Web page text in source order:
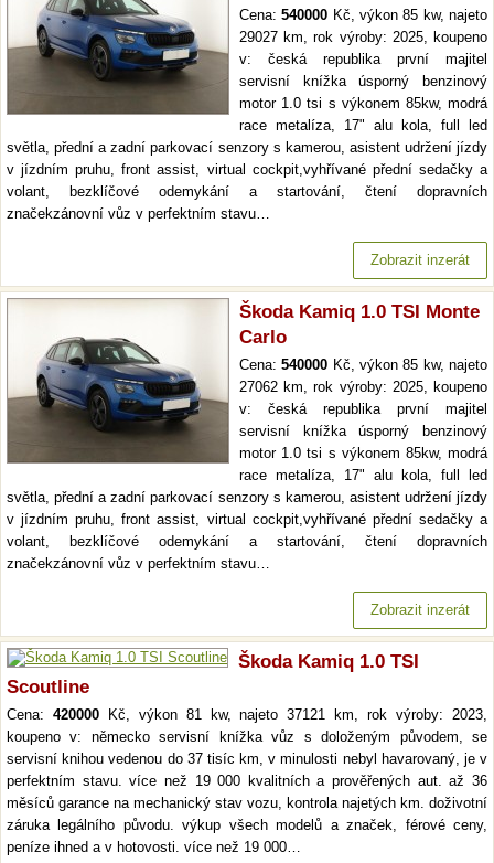
Cena:540000 Kč, výkon 85 kw, najeto
29027 km, rok výroby: 2025, koupeno
v: česká republika první majitel
servisní knížka úsporný benzinový
motor 1.0 tsi s výkonem 85kw, modrá
race metalíza, 17" alu kola, full led
světla, přední a zadní parkovací senzory s kamerou, asistent udržení jízdy
v jízdním pruhu, front assist, virtual cockpit,vyhřívané přední sedačky a
volant, bezklíčové odemykání a startování, čtení dopravních
značekzánovní vůz v perfektním stavu…
Zobrazit inzerát
Škoda Kamiq 1.0 TSI Monte
Carlo
Cena:540000 Kč, výkon 85 kw, najeto
27062 km, rok výroby: 2025, koupeno
v: česká republika první majitel
servisní knížka úsporný benzinový
motor 1.0 tsi s výkonem 85kw, modrá
race metalíza, 17" alu kola, full led
světla, přední a zadní parkovací senzory s kamerou, asistent udržení jízdy
v jízdním pruhu, front assist, virtual cockpit,vyhřívané přední sedačky a
volant, bezklíčové odemykání a startování, čtení dopravních
značekzánovní vůz v perfektním stavu…
Zobrazit inzerát
Škoda Kamiq 1.0 TSI
Scoutline
Cena: 420000Kč, výkon 81 kw, najeto 37121 km, rok výroby: 2023,
koupeno v: německo servisní knížka vůz s doloženým původem, se
servisní knihou vedenou do 37 tisíc km, v minulosti nebyl havarovaný, je v
perfektním stavu. více než 19 000 kvalitních a prověřených aut. až 36
měsíců garance na mechanický stav vozu, kontrola najetých km. doživotní
záruka legálního původu. výkup všech modelů a značek, férové ceny,
peníze ihned a v hotovosti. více než 19 000…